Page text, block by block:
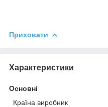
Приховати
Характеристики
Основні
Країна виробник